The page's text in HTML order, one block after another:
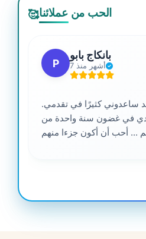
🥰الحب من عملائنا
P
بانكاج بابو
7 أشهر منذ
ساعدوني كثيرًا في تقدمي.
في غضون سنة واحدة من